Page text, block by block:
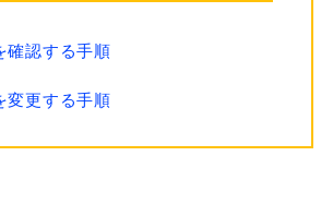
確認する手順
変更する手順